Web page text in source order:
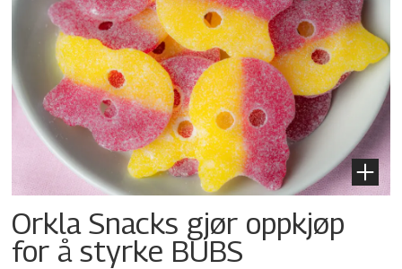
Orkla Snacks gjør oppkjøp
for å styrke BUBS